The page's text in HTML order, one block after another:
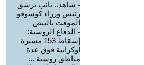
- شاهد.. نائب ترشق
رئيس وزراء كوسوفو
المؤقت بالبيض
- الدفاع الروسية:
إسقاط 153 مسيرة
أوكرانية فوق عدة
مناطق روسية ...